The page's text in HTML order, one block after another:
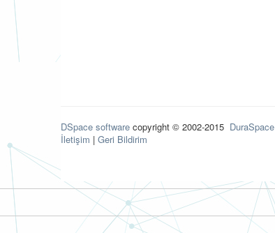
DSpace software copyright © 2002-2015 DuraSpace
İletişim | Geri Bildirim